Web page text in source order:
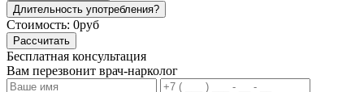
Длительность употребления?
Стоимость: 0руб
Рассчитать
Бесплатная консультация
Вам перезвонит врач-нарколог